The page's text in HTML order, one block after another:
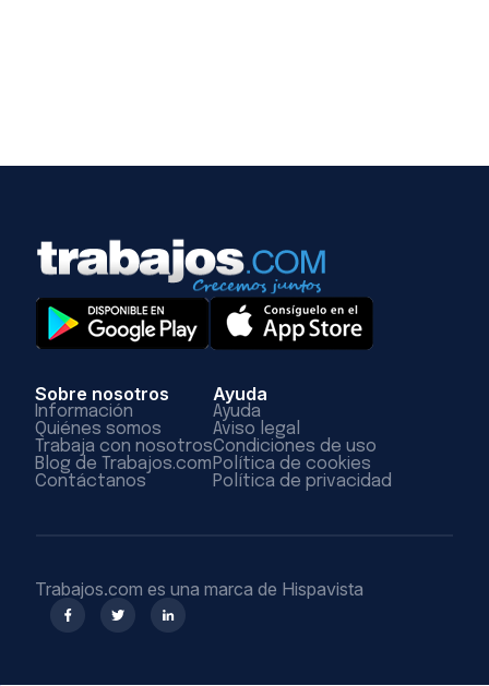
Sobre nosotros
Información
Quiénes somos
Trabaja con nosotros
Blog de Trabajos.com
Contáctanos
Ayuda
Ayuda
Aviso legal
Condiciones de uso
Política de cookies
Política de privacidad
Trabajos.com es una marca de Hispavista